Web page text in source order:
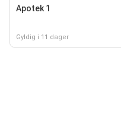
Apotek 1
Gyldig i 11 dager